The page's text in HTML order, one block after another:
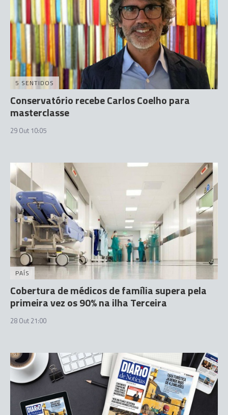
5 SENTIDOS
Conservatório recebe Carlos Coelho para
masterclasse
29 Out 10:05
PAÍS
Cobertura de médicos de família supera pela
primeira vez os 90% na ilha Terceira
28 Out 21:00